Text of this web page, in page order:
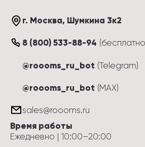
г. Москва, Шумкина 3к2
8 (800) 533-88-94 (
@roooms_ru_bot (Telegram)
@roooms_ru_bot (MAX)
sales@roooms.ru
Время работы
Ежедневно | 10:00–20:00